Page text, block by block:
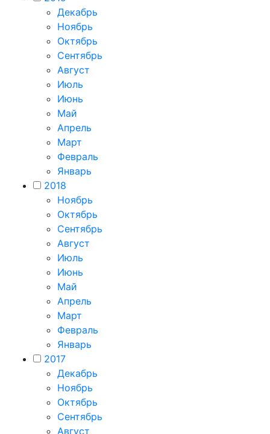
Декабрь
Ноябрь
Октябрь
Сентябрь
Август
Июль
Июнь
Май
Апрель
Март
Февраль
Январь
2018
Ноябрь
Октябрь
Сентябрь
Август
Июль
Июнь
Май
Апрель
Март
Февраль
Январь
2017
Декабрь
Ноябрь
Октябрь
Сентябрь
Август